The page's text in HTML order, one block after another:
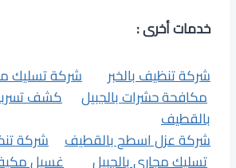
خدمات أخرى :
شركة تنظيف بالخبر
شركة تسليك
مكافحة حشرات بالجبيل
كشف
بالقطيف
شركة عزل اسطح بالقطيف
شركة
تسليك مجاري بالجبيل
غسيل